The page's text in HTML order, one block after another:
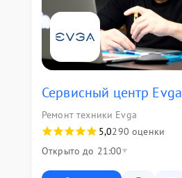
Сервисный центр Evga
Ремонт техники Evga
5,0290 оценки
Открыто до 21:00